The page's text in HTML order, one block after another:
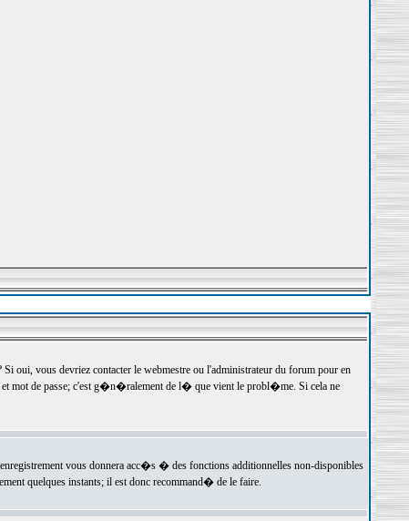
vous devriez contacter le webmestre ou l'administrateur du forum pour en
mot de passe; c'est g�n�ralement de l� que vient le probl�me. Si cela ne
vous donnera acc�s � des fonctions additionnelles non-disponibles
quelques instants; il est donc recommand� de le faire.